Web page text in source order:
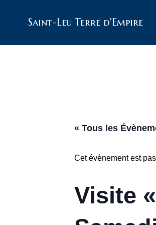
Saint-Leu Terre d'Empire
« Tous les
Cet évènement est
Visite